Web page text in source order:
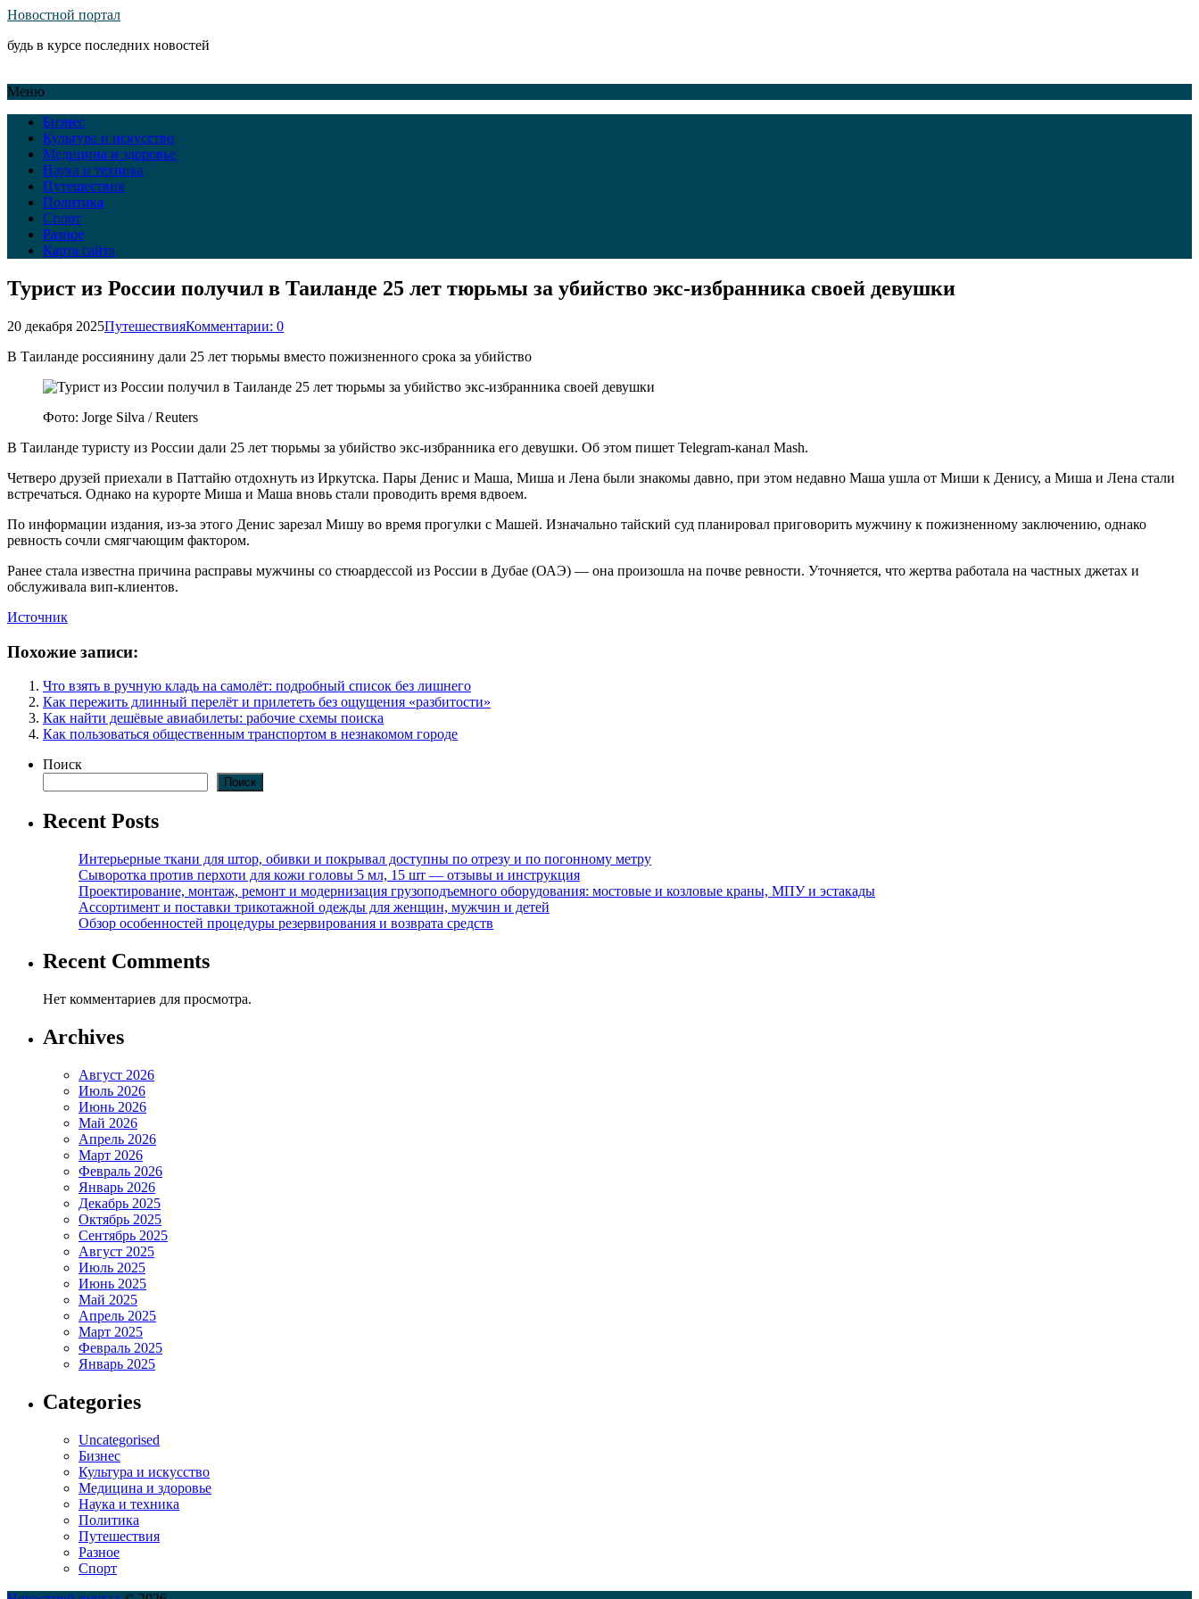
Новостной портал
будь в курсе последних новостей
Меню
Бизнес
Культура и искусство
Медицина и здоровье
Наука и техника
Путешествия
Политика
Спорт
Разное
Карта сайта
Турист из России получил в Таиланде 25 лет тюрьмы за убийство экс-избранника своей девушки
20 декабря 2025ПутешествияКомментарии: 0
В Таиланде россиянину дали 25 лет тюрьмы вместо пожизненного срока за убийство
Фото: Jorge Silva / Reuters
В Таиланде туристу из России дали 25 лет тюрьмы за убийство экс-избранника его девушки. Об этом пишет Telegram-канал Mash.
Четверо друзей приехали в Паттайю отдохнуть из Иркутска. Пары Денис и Маша, Миша и Лена были знакомы давно, при этом недавно Маша ушла от Миши к Денису, а Миша и Лена стали
встречаться. Однако на курорте Миша и Маша вновь стали проводить время вдвоем.
По информации издания, из-за этого Денис зарезал Мишу во время прогулки с Машей. Изначально тайский суд планировал приговорить мужчину к пожизненному заключению, однако
ревность сочли смягчающим фактором.
Ранее стала известна причина расправы мужчины со стюардессой из России в Дубае (ОАЭ) — она произошла на почве ревности. Уточняется, что жертва работала на частных джетах и
обслуживала вип-клиентов.
Источник
Похожие записи:
Что взять в ручную кладь на самолёт: подробный список без лишнего
Как пережить длинный перелёт и прилететь без ощущения «разбитости»
Как найти дешёвые авиабилеты: рабочие схемы поиска
Как пользоваться общественным транспортом в незнакомом городе
Поиск
Поиск
Recent Posts
Интерьерные ткани для штор, обивки и покрывал доступны по отрезу и по погонному метру
Сыворотка против перхоти для кожи головы 5 мл, 15 шт — отзывы и инструкция
Проектирование, монтаж, ремонт и модернизация грузоподъемного оборудования: мостовые и козловые краны, МПУ и эстакады
Ассортимент и поставки трикотажной одежды для женщин, мужчин и детей
Обзор особенностей процедуры резервирования и возврата средств
Recent Comments
Нет комментариев для просмотра.
Archives
Август 2026
Июль 2026
Июнь 2026
Май 2026
Апрель 2026
Март 2026
Февраль 2026
Январь 2026
Декабрь 2025
Октябрь 2025
Сентябрь 2025
Август 2025
Июль 2025
Июнь 2025
Май 2025
Апрель 2025
Март 2025
Февраль 2025
Январь 2025
Categories
Uncategorised
Бизнес
Культура и искусство
Медицина и здоровье
Наука и техника
Политика
Путешествия
Разное
Спорт